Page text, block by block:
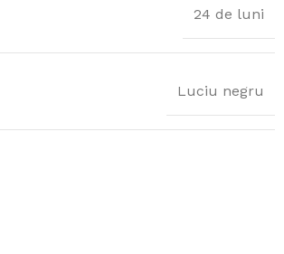
24 de luni
Luciu negru